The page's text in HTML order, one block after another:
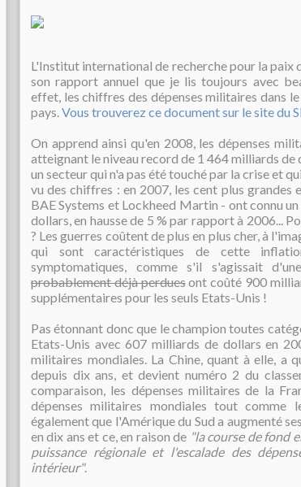
L'Institut international de recherche pour la paix
son rapport annuel que je lis toujours avec
effet, les chiffres des dépenses militaires dans
pays.Vous trouverez ce document sur le site du
On apprend ainsi qu'en 2008, les dépenses
atteignant le niveau record de 1 464 milliards de
un secteur qui n'a pas été touché par la crise et
vu des chiffres : en 2007, les cent plus grandes
BAE Systems et Lockheed Martin - ont connu
dollars, en hausse de 5 % par rapport à 2006...
? Les guerres coûtent de plus en plus cher, à
qui sont caractéristiques de cette
symptomatiques, comme s'il s'agissait
probablement déjà perduesont coûté 900
supplémentaires pour les seuls Etats-Unis !
Pas étonnant donc que le champion toutes
Etats-Unis avec 607 milliards de dollars en
militaires mondiales. La Chine, quant à elle, a
depuis dix ans, et devient numéro 2 du
comparaison, les dépenses militaires de la
dépenses militaires mondiales tout comme
également que l'Amérique du Sud a augmenté
en dix ans et ce, en raison de "la course de fond
puissance régionale et l'escalade des
intérieur".